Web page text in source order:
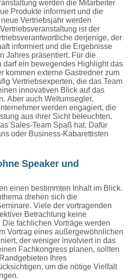
werden die Mitarbeiter
Produkte informiert und die
Vertriebsjahr werden
ist der
derjenige, der
informiert und die Ergebnisse
Jahres präsentiert. Für die
darf ein bewegendes Highlight das
kommen externe Gastredner zum
Vertriebsexperten, die das Team
innovativen Blick auf das
Aber auch Weltumsegler,
werden engagiert, die
aus ihrer Sicht beleuchten.
Sales-Team Spaß hat. Dafür
oder Business-Kabarettisten
Speaker und
einen bestimmten Inhalt im Blick.
drehen sich die
Viele der vortragenden
Betrachtung keine
Die fachlichen Vorträge werden
Vortrag eines außergewöhnlichen
der weniger involviert in das
Fachkongress planen, sollten
Ihres
um die nötige Vielfalt